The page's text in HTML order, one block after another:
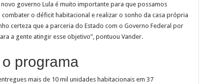
novo governo Lula é muito importante para que possamos
o déficit habitacional e realizar o sonho da casa própria
certeza que a parceria do Estado com o Governo Federal por
a gente atingir esse objetivo”, pontuou Vander.
programa
mais de 10 mil unidades habitacionais em 37